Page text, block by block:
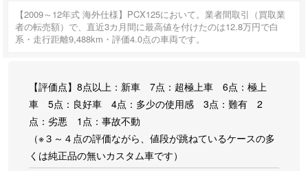
【2009～12年式 海外仕様】PCX125において。業者間取引（買取業
者の転売額）で、直近3カ月間に最高値を付けたのは12.8万円で白
系・走行距離9,488km・評価4.0点の車両です。
【評価点】8点以上：新車 7点：超極上車 6点：極上
車 5点：良好車 4点：多少の使用感 3点：難有 2
点：劣悪 1点：事故不動
（※３～４点の評価ながら、値段が跳ねているケースの多
くは純正品の無いカスタム車です）